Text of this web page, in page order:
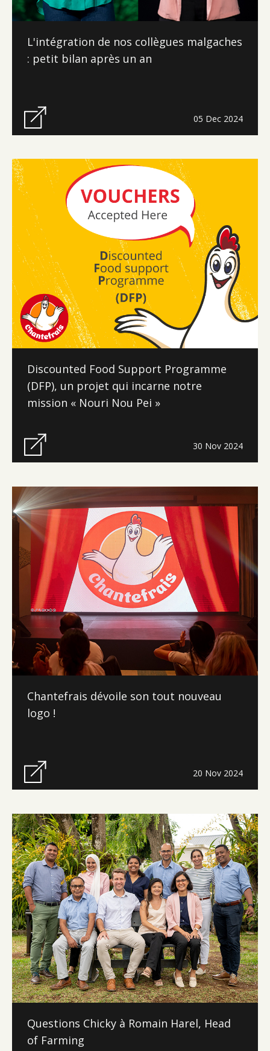
L'intégration de nos collègues malgaches
: petit bilan après un an
05 Dec 2024
Discounted Food Support Programme
(DFP), un projet qui incarne notre
mission « Nouri Nou Pei »
30 Nov 2024
Chantefrais dévoile son tout nouveau
logo !
20 Nov 2024
Questions Chicky à Romain Harel, Head
of Farming